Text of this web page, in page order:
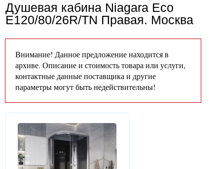
Душевая кабина Niagara Eco
E120/80/26R/ТN Правая. Москва
Внимание! Данное предложение находится в
архиве. Описание и стоимость товара или услуги,
контактные данные поставщика и другие
параметры могут быть недействительны!